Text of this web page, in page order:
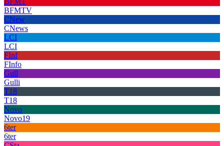
BFMTV
CNew
CNews
LCI
LCI
FInf
FInfo
Gull
Gulli
T18
T18
Novo
Novo19
6ter
6ter